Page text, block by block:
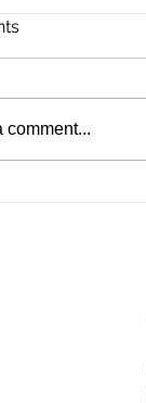
comment...